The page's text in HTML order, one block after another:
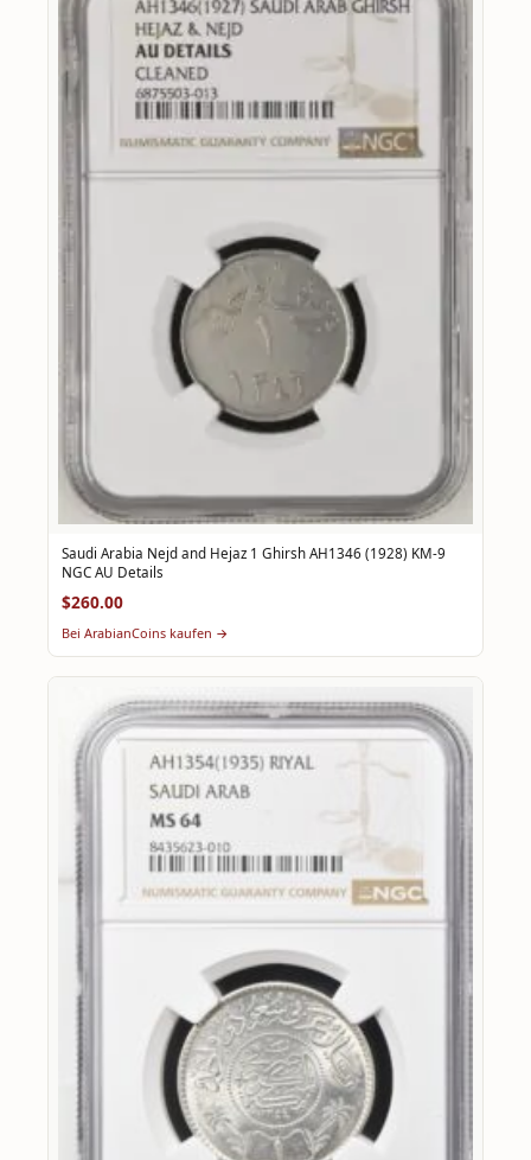
Saudi Arabia Nejd and Hejaz 1 Ghirsh AH1346 (1928) KM-9
NGC AU Details
$260.00
Bei ArabianCoins kaufen →